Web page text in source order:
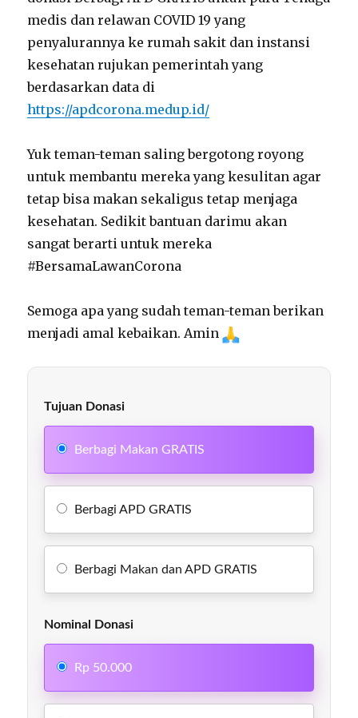
medis dan relawan COVID 19 yang
penyalurannya ke rumah sakit dan instansi
kesehatan rujukan pemerintah yang
berdasarkan data di
https://apdcorona.medup.id/
Yuk teman-teman saling bergotong royong
untuk membantu mereka yang kesulitan agar
tetap bisa makan sekaligus tetap menjaga
kesehatan. Sedikit bantuan darimu akan
sangat berarti untuk mereka
#BersamaLawanCorona
Semoga apa yang sudah teman-teman berikan
menjadi amal kebaikan. Amin
Tujuan Donasi
Berbagi Makan GRATIS
Berbagi APD GRATIS
Berbagi Makan dan APD GRATIS
Nominal Donasi
Rp 50.000